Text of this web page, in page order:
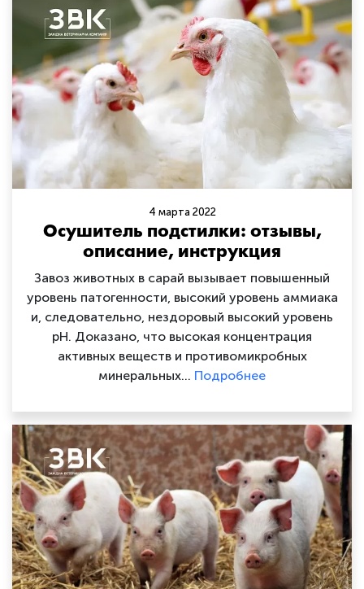
4 марта 2022
Осушитель подстилки: отзывы,
описание, инструкция
Завоз животных в сарай вызывает повышенный
уровень патогенности, высокий уровень аммиака
и, следовательно, нездоровый высокий уровень
pH. Доказано, что высокая концентрация
активных веществ и противомикробных
минеральных… Подробнее